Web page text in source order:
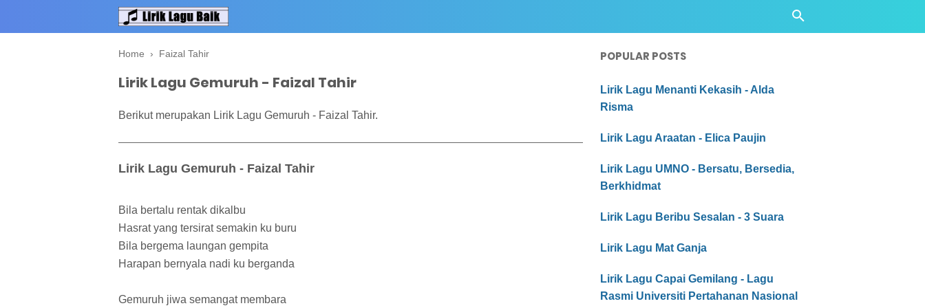
Home › Faizal Tahir
Lirik Lagu Gemuruh - Faizal Tahir
Berikut merupakan Lirik Lagu Gemuruh - Faizal Tahir.
Lirik Lagu Gemuruh - Faizal Tahir
Bila bertalu rentak dikalbu
Hasrat yang tersirat semakin ku buru
Bila bergema laungan gempita
Harapan bernyala nadi ku berganda
Gemuruh jiwa semangat membara
POPULAR POSTS
Lirik Lagu Menanti Kekasih - Alda
Risma
Lirik Lagu Araatan - Elica Paujin
Lirik Lagu UMNO - Bersatu, Bersedia,
Berkhidmat
Lirik Lagu Beribu Sesalan - 3 Suara
Lirik Lagu Mat Ganja
Lirik Lagu Capai Gemilang - Lagu
Rasmi Universiti Pertahanan Nasional